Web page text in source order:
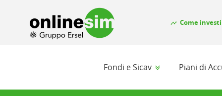
timeline Come
Fondi e Sicav Piani di